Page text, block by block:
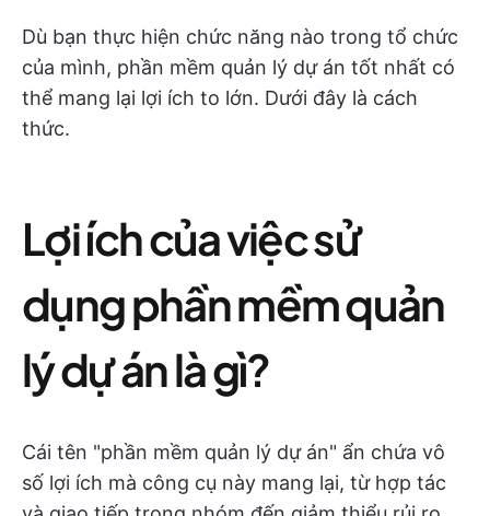
Dù bạn thực hiện chức năng nào trong tổ chức
của mình, phần mềm quản lý dự án tốt nhất có
thể mang lại lợi ích to lớn. Dưới đây là cách
thức.
Lợi ích của việc sử
dụng phần mềm quản
lý dự án là gì?
Cái tên "phần mềm quản lý dự án" ẩn chứa vô
số lợi ích mà công cụ này mang lại, từ hợp tác